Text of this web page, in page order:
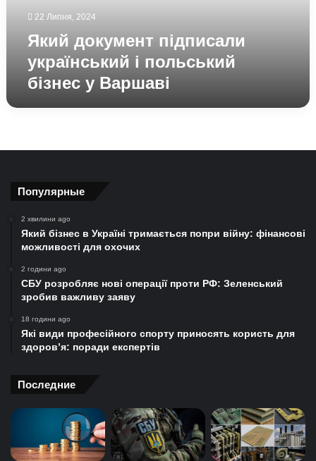
Варшаві22 Липня, 2024
Який документ підписали
український і польський
бізнес у Варшаві
Популярные
2 хвилини ago
Який бізнес в Україні тримається попри війну: фінансові
можливості для охочих
2 години ago
СБУ розробляє нові операції проти РФ: Зеленський
зробив важливу заяву
18 години ago
Які види професійного спорту приносять користь для
здоров’я: поради експертів
Последние